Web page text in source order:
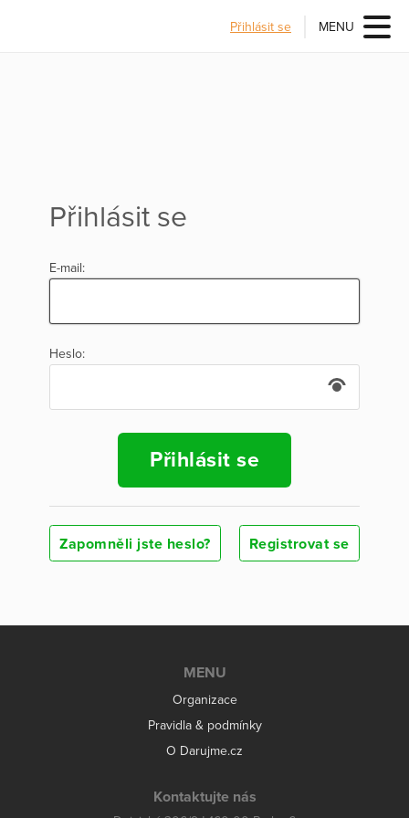
Přihlásit se MENU
Přihlásit se
E-mail:
Heslo:
Přihlásit se
Zapomněli jste heslo? Registrovat se
MENU
Organizace
Pravidla & podmínky
O Darujme.cz
Kontaktujte nás